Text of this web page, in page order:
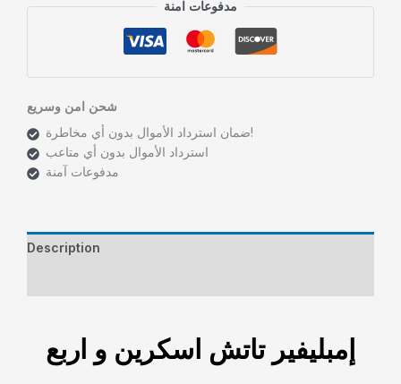
مدفوعات امنة
شحن امن وسريع
ضمان استرداد الأموال بدون أي مخاطرة!
استرداد الأموال بدون أي متاعب
مدفوعات آمنة
Description
إمبليفير تاتش اسكرين و اربع